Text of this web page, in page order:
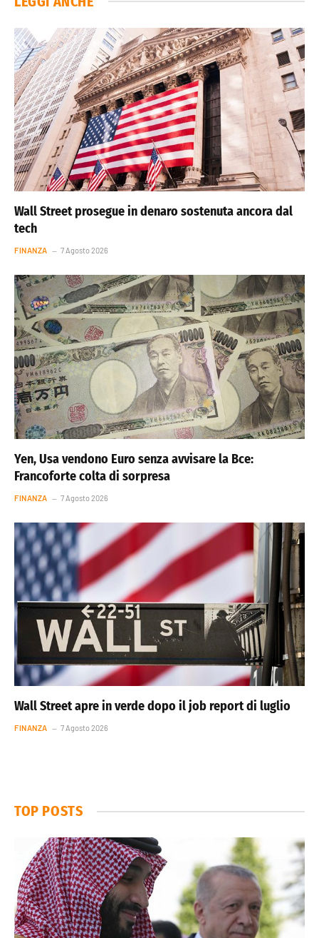
Wall Street prosegue in denaro sostenuta ancora dal
tech
FINANZA 7 Agosto 2026
Yen, Usa vendono Euro senza avvisare la Bce:
Francoforte colta di sorpresa
FINANZA 7 Agosto 2026
Wall Street apre in verde dopo il job report di luglio
FINANZA 7 Agosto 2026
TOP POSTS